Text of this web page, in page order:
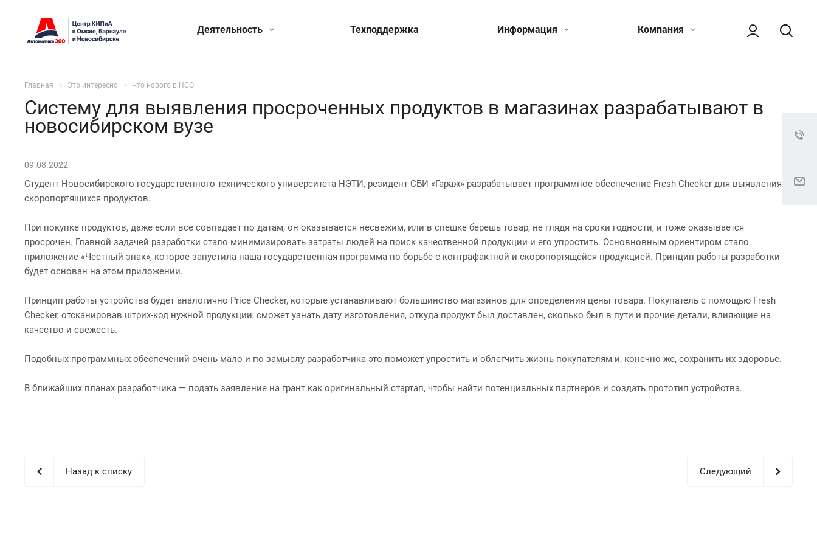
Деятельность Техподдержка Информация Компания
Главная Это интересно Что нового в НСО
Систему для выявления просроченных продуктов в магазинах разрабатывают в
новосибирском вузе
09.08.2022
Студент Новосибирского государственного технического университета НЭТИ, резидент СБИ «Гараж» разрабатывает программное обеспечение Fresh Checker для выявления
скоропортящихся продуктов.
При покупке продуктов, даже если все совпадает по датам, он оказывается несвежим, или в спешке берешь товар, не глядя на сроки годности, и тоже оказывается
просрочен. Главной задачей разработки стало минимизировать затраты людей на поиск качественной продукции и его упростить. Основновным ориентиром стало
приложение «Честный знак», которое запустила наша государственная программа по борьбе с контрафактной и скоропортящейся продукцией. Принцип работы разработки
будет основан на этом приложении.
Принцип работы устройства будет аналогично Price Checker, которые устанавливают большинство магазинов для определения цены товара. Покупатель с помощью Fresh
Checker, отсканировав штрих-код нужной продукции, сможет узнать дату изготовления, откуда продукт был доставлен, сколько был в пути и прочие детали, влияющие на
качество и свежесть.
Подобных программных обеспечений очень мало и по замыслу разработчика это поможет упростить и облегчить жизнь покупателям и, конечно же, сохранить их здоровье.
В ближайших планах разработчика — подать заявление на грант как оригинальный стартап, чтобы найти потенциальных партнеров и создать прототип устройства.
Назад к списку Следующий